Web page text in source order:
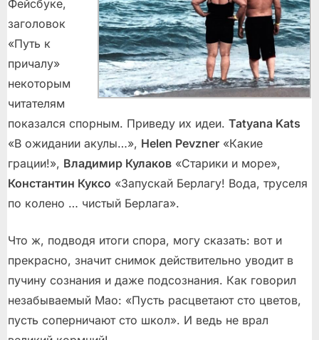
Фейсбуке,
заголовок
«Путь к
причалу»
некоторым
читателям
показался спорным. Приведу их идеи. Tatyana Kats
«В ожидании акулы…», Helen Pevzner «Какие
грации!», Владимир Кулаков «Старики и море»,
Константин Куксо «Запускай Берлагу! Вода, труселя
по колено … чистый Берлага».
Что ж, подводя итоги спора, могу сказать: вот и
прекрасно, значит снимок действительно уводит в
пучину сознания и даже подсознания. Как говорил
незабываемый Мао: «Пусть расцветают сто цветов,
пусть соперничают сто школ». И ведь не врал